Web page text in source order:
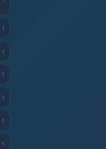
1
1
1
1
1
1